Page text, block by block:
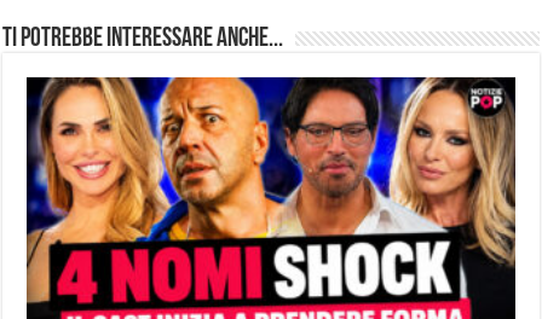
Ti potrebbe interessare anche...